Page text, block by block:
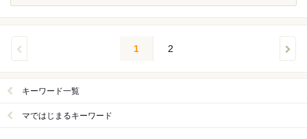
1 2
キーワード一覧
マではじまるキーワード